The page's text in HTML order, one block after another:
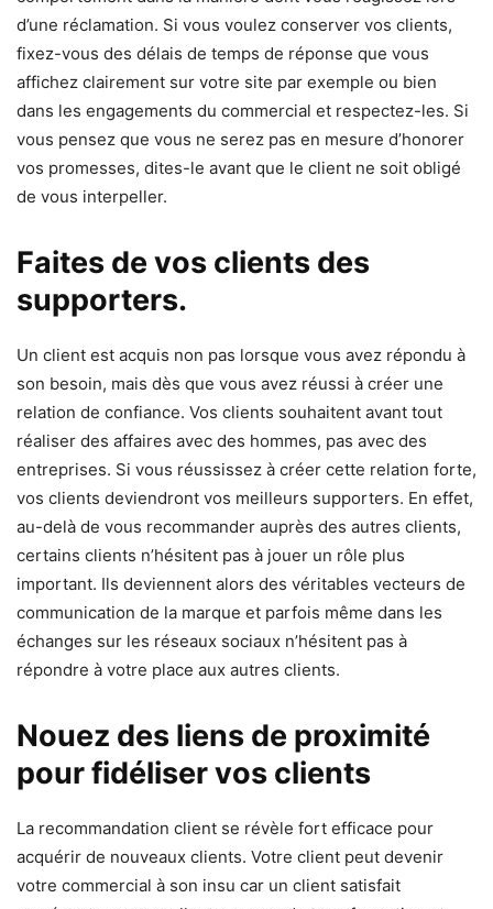
d’une réclamation. Si vous voulez conserver vos clients,
fixez-vous des délais de temps de réponse que vous
affichez clairement sur votre site par exemple ou bien
dans les engagements du commercial et respectez-les. Si
vous pensez que vous ne serez pas en mesure d’honorer
vos promesses, dites-le avant que le client ne soit obligé
de vous interpeller.
Faites de vos clients des
supporters.
Un client est acquis non pas lorsque vous avez répondu à
son besoin, mais dès que vous avez réussi à créer une
relation de confiance. Vos clients souhaitent avant tout
réaliser des affaires avec des hommes, pas avec des
entreprises. Si vous réussissez à créer cette relation forte,
vos clients deviendront vos meilleurs supporters. En effet,
au-delà de vous recommander auprès des autres clients,
certains clients n’hésitent pas à jouer un rôle plus
important. Ils deviennent alors des véritables vecteurs de
communication de la marque et parfois même dans les
échanges sur les réseaux sociaux n’hésitent pas à
répondre à votre place aux autres clients.
Nouez des liens de proximité
pour fidéliser vos clients
La recommandation client se révèle fort efficace pour
acquérir de nouveaux clients. Votre client peut devenir
votre commercial à son insu car un client satisfait